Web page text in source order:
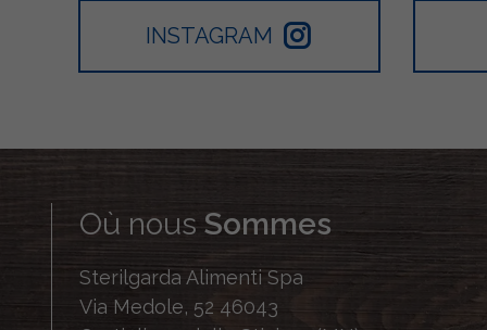
INSTAGRAM
Où nousSommes
Sterilgarda Alimenti Spa
Via Medole, 52 46043